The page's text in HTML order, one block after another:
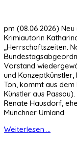
pm (08.06.2026)
Krimiautorin
„Herrschaftszeiten.
Vorstand
und
Ton, kommt aus
Künstler aus
Renate Hausdorf,
Münchner Umland.
Weiterlesen ...